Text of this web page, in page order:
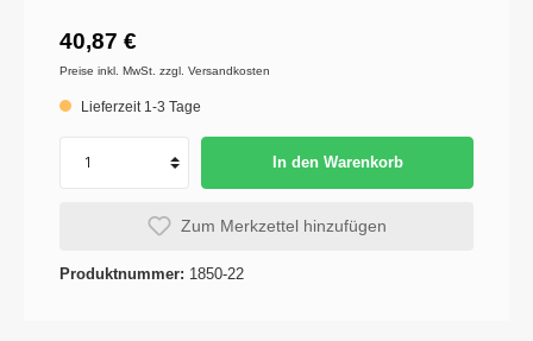
40,87 €
Preise inkl. MwSt. zzgl. Versandkosten
Lieferzeit 1-3 Tage
In den Warenkorb
Zum Merkzettel hinzufügen
Produktnummer: 1850-22